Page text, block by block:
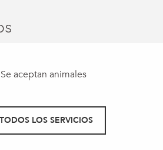
Se aceptan animales
LOS SERVICIOS